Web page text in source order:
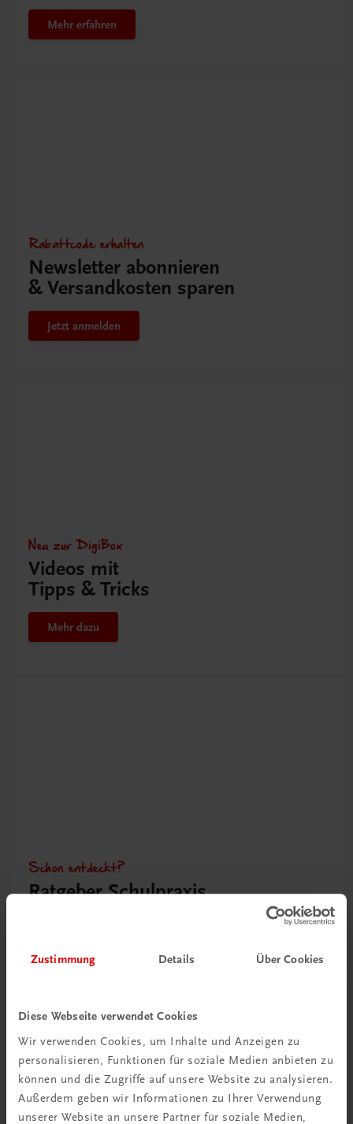
Zustimmung Details Über Cookies
Diese Webseite verwendet Cookies
Wir verwenden Cookies, um Inhalte und Anzeigen zu
personalisieren, Funktionen für soziale Medien anbieten zu
können und die Zugriffe auf unsere Website zu analysieren.
Außerdem geben wir Informationen zu Ihrer Verwendung
unserer Website an unsere Partner für soziale Medien,
Mehr erfahren
Rabattcode erhalten
Newsletter abonnieren
& Versandkosten sparen
Jetzt anmelden
Neu zur DigiBox
Videos mit
Tipps & Tricks
Mehr dazu
Schon entdeckt?
Ratgeber Schulpraxis